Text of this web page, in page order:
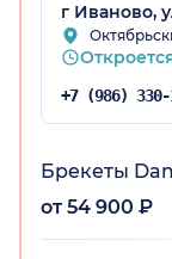
подъехать
нет, рядом
г Иваново,
Брекеты
от 54 900 ₽